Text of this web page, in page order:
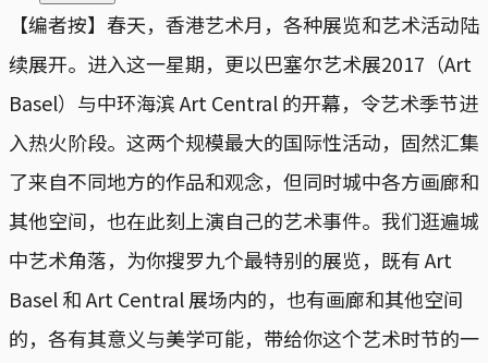
【编者按】春天，香港艺术月，各种展览和艺术活动陆
续展开。进入这一星期，更以巴塞尔艺术展2017（Art
Basel）与中环海滨 Art Central 的开幕，令艺术季节进
入热火阶段。这两个规模最大的国际性活动，固然汇集
了来自不同地方的作品和观念，但同时城中各方画廊和
其他空间，也在此刻上演自己的艺术事件。我们逛遍城
中艺术角落，为你搜罗九个最特别的展览，既有 Art
Basel 和 Art Central 展场内的，也有画廊和其他空间
的，各有其意义与美学可能，带给你这个艺术时节的一